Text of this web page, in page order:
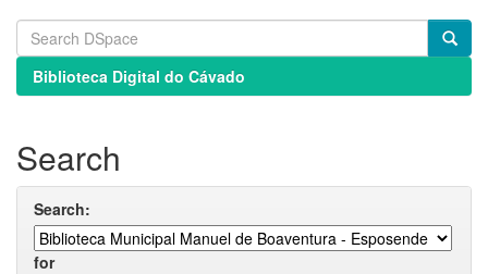
Biblioteca Digital do Cávado
Search
Search:
for